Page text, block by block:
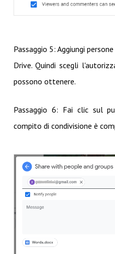
Passaggio 5: Aggiungi
Drive. Quindi scegli
possono ottenere.
Passaggio 6: Fai clic sul
compito di condivisione è